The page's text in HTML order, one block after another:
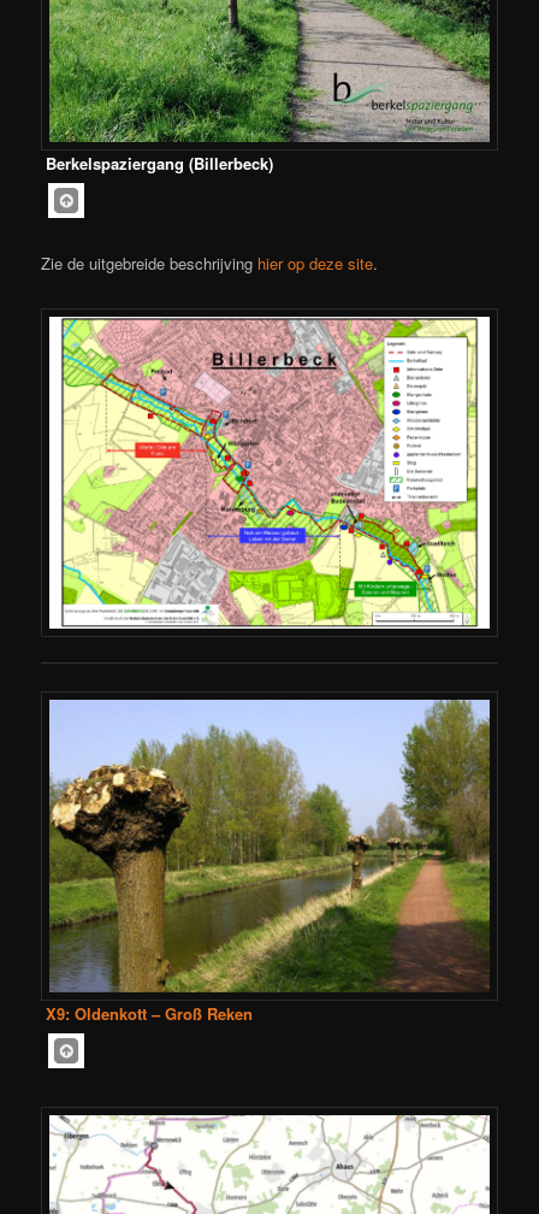
Berkelspaziergang (Billerbeck)
Zie de uitgebreide beschrijving hier op deze site.
X9: Oldenkott – Groß Reken